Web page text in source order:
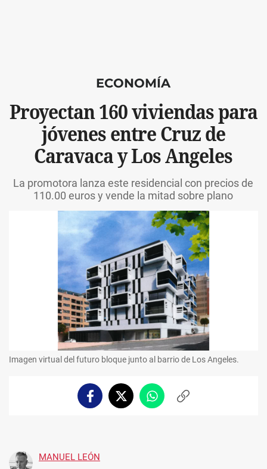
ECONOMÍA
Proyectan 160 viviendas para
jóvenes entre Cruz de
Caravaca y Los Angeles
La promotora lanza este residencial con precios de
110.00 euros y vende la mitad sobre plano
Imagen virtual del futuro bloque junto al barrio de Los Angeles.
FacebookTwitterWhatsappCopiar
MANUEL LEÓN